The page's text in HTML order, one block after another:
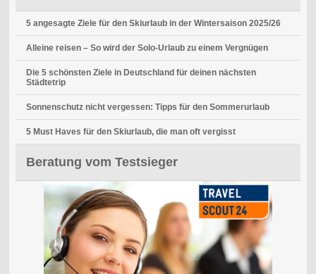
5 angesagte Ziele für den Skiurlaub in der Wintersaison 2025/26
Alleine reisen – So wird der Solo-Urlaub zu einem Vergnügen
Die 5 schönsten Ziele in Deutschland für deinen nächsten
Städtetrip
Sonnenschutz nicht vergessen: Tipps für den Sommerurlaub
5 Must Haves für den Skiurlaub, die man oft vergisst
Beratung vom Testsieger